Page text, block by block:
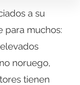
a su
para muchos:
noruego,
tienen